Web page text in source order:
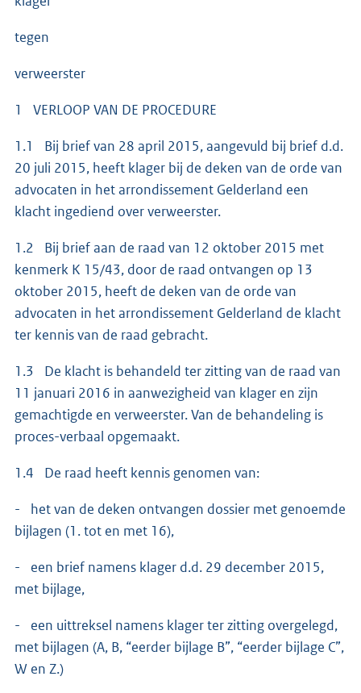
tegen
verweerster
1 VERLOOP VAN DE PROCEDURE
1.1 Bij brief van 28 april 2015, aangevuld bij brief d.d.
20 juli 2015, heeft klager bij de deken van de orde van
advocaten in het arrondissement Gelderland een
klacht ingediend over verweerster.
1.2 Bij brief aan de raad van 12 oktober 2015 met
kenmerk K 15/43, door de raad ontvangen op 13
oktober 2015, heeft de deken van de orde van
advocaten in het arrondissement Gelderland de klacht
ter kennis van de raad gebracht.
1.3 De klacht is behandeld ter zitting van de raad van
11 januari 2016 in aanwezigheid van klager en zijn
gemachtigde en verweerster. Van de behandeling is
proces-verbaal opgemaakt.
1.4 De raad heeft kennis genomen van:
- het van de deken ontvangen dossier met genoemde
bijlagen (1. tot en met 16),
- een brief namens klager d.d. 29 december 2015,
met bijlage,
- een uittreksel namens klager ter zitting overgelegd,
met bijlagen (A, B, “eerder bijlage B”, “eerder bijlage C”,
W en Z.)